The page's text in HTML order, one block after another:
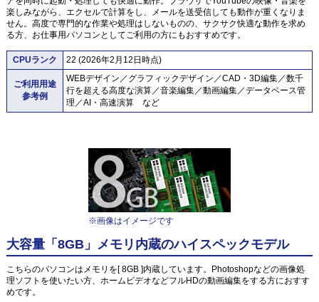
楽しみながら、エクセルで計算をし、メールを送受信しても動作が重くなりま
せん。高度で専門的な作業や処理はしないものの、サクサク快適な動作を求め
る方、お仕事用パソコンとしてご利用の方にもおすすめです。
CPUランク 22 (2026年2月12日時点)
ご利用用途
参考例
WEBデザイン／グラフィックデザイン／CAD・3D編集／数千
行を超える高度な演算／音楽編集／動画編集／データベース管
理／AI・高速演算 など
※画像はイメージです
大容量「8GB」メモリ内蔵のハイスペックモデル
こちらのパソコンはメモリを[ 8GB ]内蔵しています。Photoshopなどの画像処
理ソフトを使いたい方、ホームビデオなどフルHDの動画編集をする方におすす
めです。